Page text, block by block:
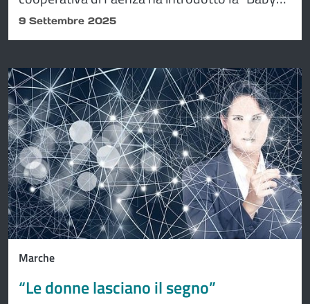
Box” alle tante iniziative di welfare aziendale
per le lavoratrici e i lavoratori
9 Settembre 2025
Marche
“Le donne lasciano il segno”